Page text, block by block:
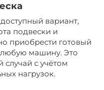
вариант,
подвески и
приобрести готовый
любую машину. Это
с учётом
нагрузок.